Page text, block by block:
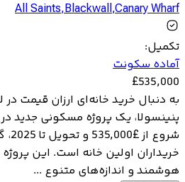
All Saints,Blackwall,Canary Wharf
تکمیل:
آماده سکونت
£535,000
به دنبال خرید خانه‌ای ارزان قیمت
پنینسولا، یک پروژه مسکونی جدید
هوشمند و اندازه‌های متنوع ...